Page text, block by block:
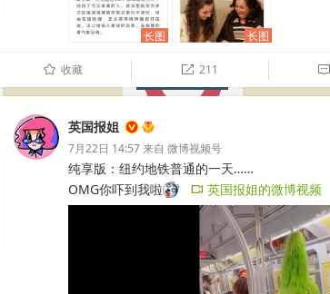
长图 长图
û 收藏  211 
英国报姐
7月22日 14:57来自 微博视频号
纯享版：纽约地铁普通的一天……
OMG你吓到我啦
L 英国报姐的微博视频